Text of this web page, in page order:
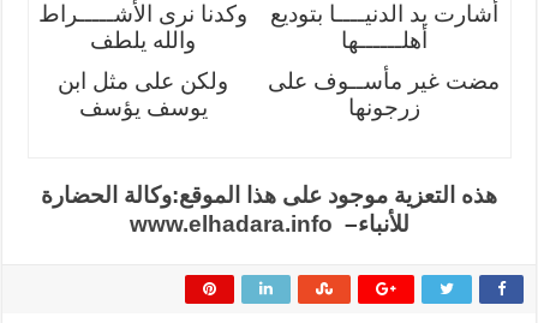
أشارت يد الدنيــــا بتوديع
أهلــــــها
مضت غير مأســوف على
زرجونها
وكدنا نرى الأشـــــراط
والله يلطف
ولكن على مثل ابن
يوسف يؤسف
هذه التعزية موجود على هذا الموقع:وكالة الحضارة
للأنباء–
www.elhadara.info